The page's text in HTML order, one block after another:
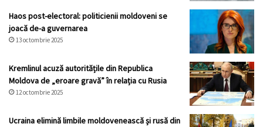
Haos post-electoral: politicienii moldoveni se
joacă de-a guvernarea
13 octombrie 2025
Kremlinul acuză autoritățile din Republica
Moldova de „eroare gravă” în relația cu Rusia
12 octombrie 2025
Ucraina elimină limbile moldovenească și rusă din